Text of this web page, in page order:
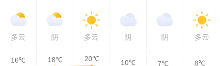
多云 阴 多云 阴 阴 多云
16℃ 18℃ 20℃ 10℃ 7℃ 8℃